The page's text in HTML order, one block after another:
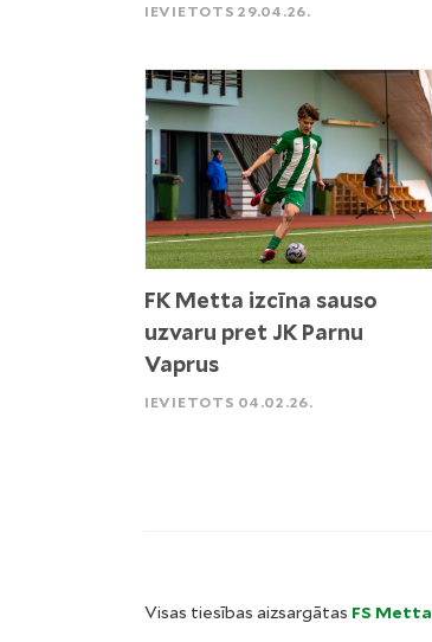
IEVIETOTS 29.04.26.
FK Metta izcīna sauso
uzvaru pret JK Parnu
Vaprus
IEVIETOTS 04.02.26.
Visas tiesības aizsargātas FS Metta